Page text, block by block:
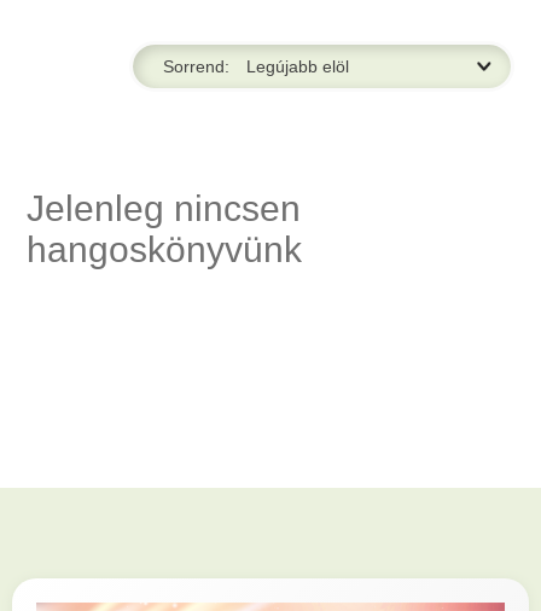
Sorrend:
Jelenleg nincsen
hangoskönyvünk